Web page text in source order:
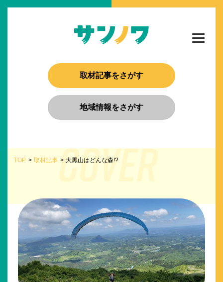
取材記事をさがす
地域情報をさがす
TOP 取材記事 大黒山はどんな森!?